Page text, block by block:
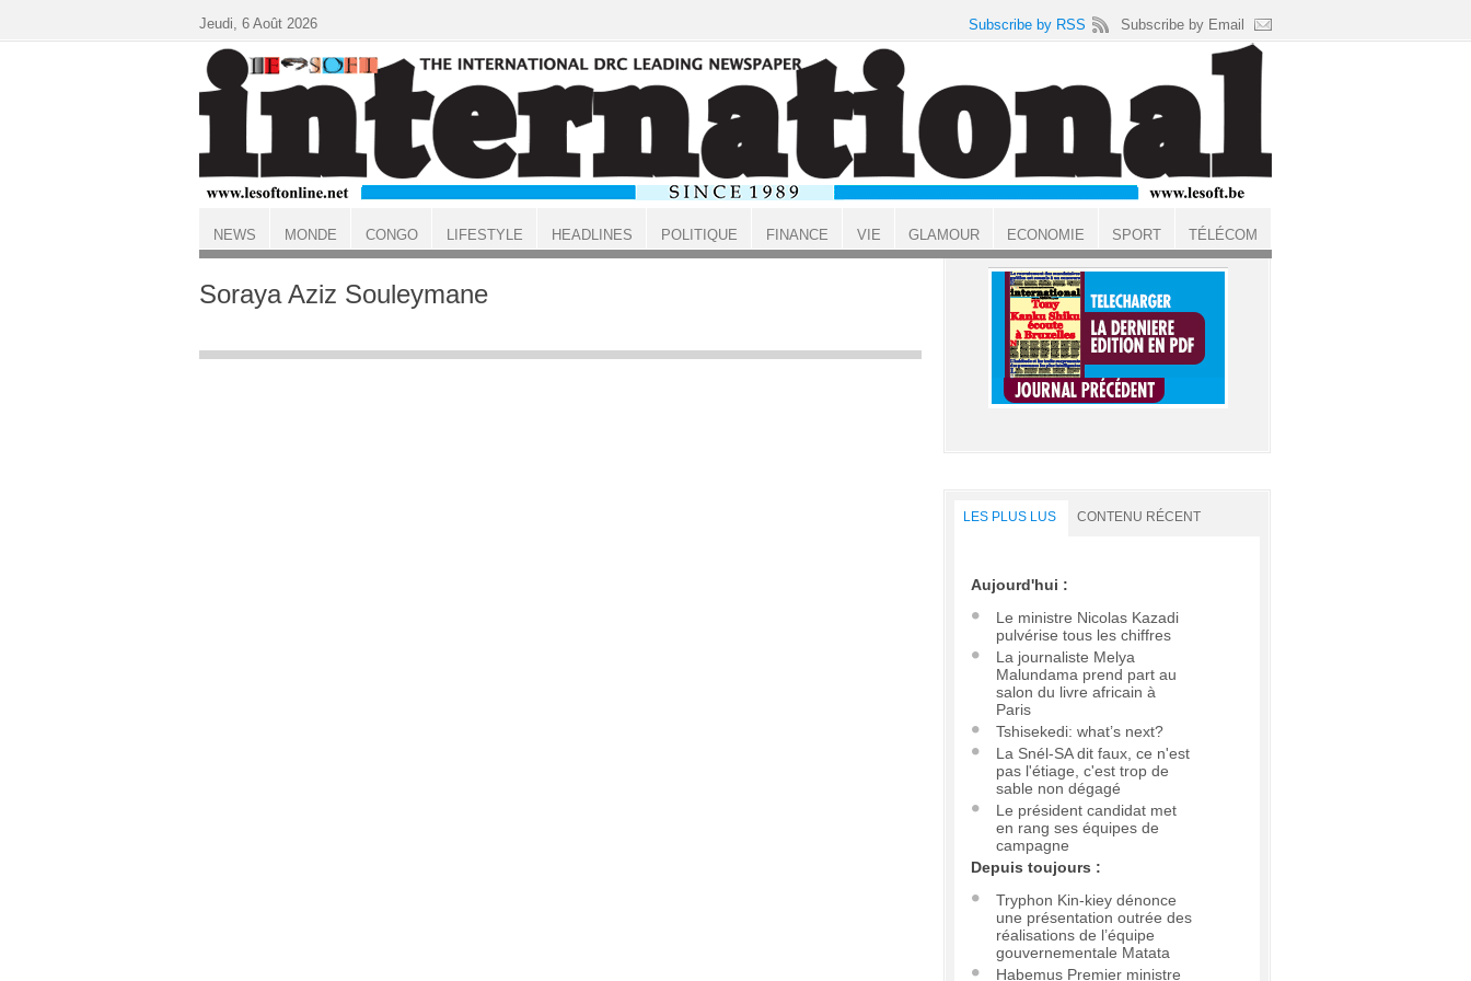
ACCUEIL
Soraya Aziz Souleymane
LES PLUS LUS CONTENU RÉCENT
Aujourd'hui :
Le ministre Nicolas Kazadi
pulvérise tous les chiffres
La journaliste Melya
Malundama prend part au
salon du livre africain à
Paris
Tshisekedi: what’s next?
La Snél-SA dit faux, ce n'est
pas l'étiage, c'est trop de
sable non dégagé
Le président candidat met
en rang ses équipes de
campagne
Depuis toujours :
Tryphon Kin-kiey dénonce
une présentation outrée des
réalisations de l’équipe
gouvernementale Matata
Habemus Premier ministre
Jeudi, 6 Août 2026 Subscribe by RSS Subscribe by Email
NEWS MONDE CONGO LIFESTYLE HEADLINES POLITIQUE FINANCE VIE GLAMOUR ECONOMIE SPORT TÉLÉCOM